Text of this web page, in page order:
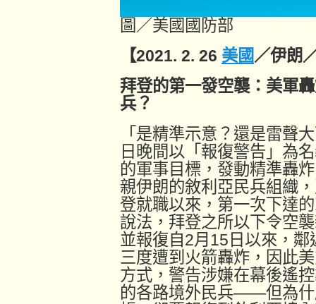
圖／美國國防部
【2021. 2. 26 美國／伊朗
拜登的第一發空襲：美軍
兵？
「是精準示意？還是雷聲
日晚間以「報復警告」為
的軍事目標，發動精準轟
親伊朗的敘利亞民兵組織
登就職以來，第一次下達
說法，拜登之所以下令空
並報復自2月15日以來，
三度遭到火箭轟炸，因此
方式，警告涉嫌在幕後遙
的各路境外民兵——但為什